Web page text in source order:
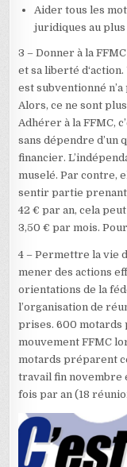
Aider tous les
juridiques au
3 – Donner à la
et sa liberté
est subventionné
Alors, ce ne sont
Adhérer à la FFMC,
sans dépendre d’un
financier.
muselé. Par contre,
sentir partie
42 € par an, cela
3,50 € par mois.
4 – Permettre la vie
mener des actions
orientations de la
l’organisation de
prises. 600 motards
mouvement FFMC
motards préparent
travail fin novembre
fois par an (18